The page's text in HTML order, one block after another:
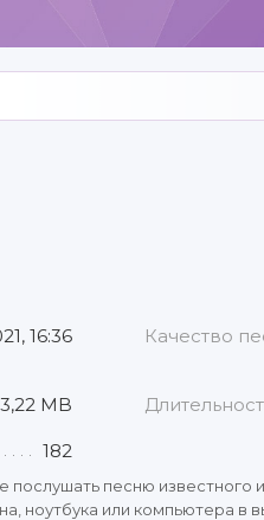
16:36 Качество
3,22 MB
182
песню известного
ноутбука или компьютера в